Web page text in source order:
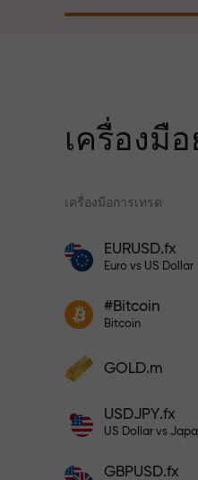
ฝากเงิน
ขาดทุนและ
ภายใน 6 เดื
เท่า X1000
คูณยิ่งสูง
สำหรั
ในก
แจ็ก
ฝากเงินจำนว
เทรด
ประ
เครื่องมื
เครื่องมือการเทรด
EURUSD.fx
Euro vs US Dollar
#Bitcoin
Bitcoin
GOLD.m
USDJPY.fx
US Dollar vs
GBPUSD.fx
โบนัส